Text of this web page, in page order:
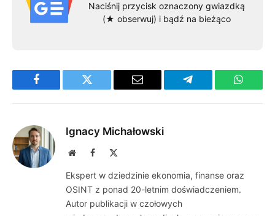
Naciśnij przycisk oznaczony gwiazdką
(★ obserwuj) i bądź na bieżąco
Facebook Twitter Email Telegram
Ignacy Michałowski
WebsiteFacebook
Ekspert w dziedzinie ekonomia, finanse oraz
OSINT z ponad 20-letnim doświadczeniem.
Autor publikacji w czołowych